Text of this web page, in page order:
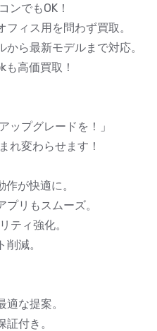
ンでもOK！
フィス用を問わず買取。
から最新モデルまで対応。
も高価買取！
ップグレードを！」
れ変わらせます！
作が快適に。
プリもスムーズ。
ティ強化。
減。
適な提案。
証付き。